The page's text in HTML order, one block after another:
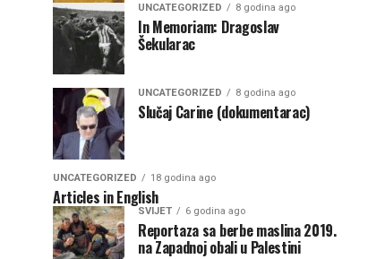
UNCATEGORIZED 8 godina ago
In Memoriam: Dragoslav
Šekularac
UNCATEGORIZED 8 godina ago
Slučaj Carine (dokumentarac)
UNCATEGORIZED 18 godina ago
Articles in English
SVIJET 6 godina ago
Reportaza sa berbe maslina 2019.
na Zapadnoj obali u Palestini